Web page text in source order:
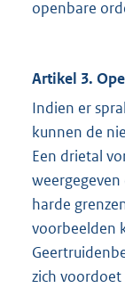
openbare
Artikel 3.
Indien er
kunnen de
Een drietal
harde
voorbeelden
zich